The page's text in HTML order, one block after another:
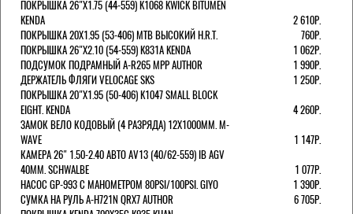
ПОКРЫШКА 26"Х1.75 (44-559) K1068 KWICK BITUMEN
KENDA
2 610Р.
ПОКРЫШКА 20X1.95 (53-406) MTB ВЫСОКИЙ H.R.T.
760Р.
ПОКРЫШКА 26"Х2.10 (54-559) K831A KENDA
1 062Р.
ПОДСУМОК ПОДРАМНЫЙ A-R265 MPP AUTHOR
1 990Р.
ДЕРЖАТЕЛЬ ФЛЯГИ VELOCAGE SKS
1 250Р.
ПОКРЫШКА 20"Х1.95 (50-406) K1047 SMALL BLOCK
EIGHT. KENDA
4 260Р.
ЗАМОК ВЕЛО КОДОВЫЙ (4 РАЗРЯДА) 12Х1000ММ. M-
WAVE
1 147Р.
КАМЕРА 26" 1.50-2.40 АВТО AV13 (40/62-559) IB AGV
40MM. SCHWALBE
1 077Р.
НАСОС GP-993 С МАНОМЕТРОМ 80PSI/100PSI. GIYO
1 390Р.
СУМКА НА РУЛЬ A-H721N QRX7 AUTHOR
6 705Р.